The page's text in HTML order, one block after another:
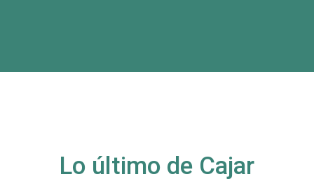
Lo último de Cajar